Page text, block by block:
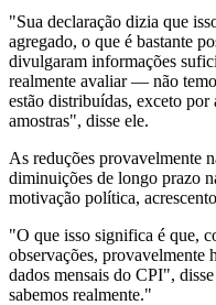
"Sua declaração dizia que
agregado, o que é bastante
divulgaram informações
realmente avaliar — não
estão distribuídas, exceto
amostras", disse ele.
As reduções provavelmente
diminuições de longo prazo
motivação política,
"O que isso significa é que,
observações, provavelmente
dados mensais do CPI",
sabemos realmente."